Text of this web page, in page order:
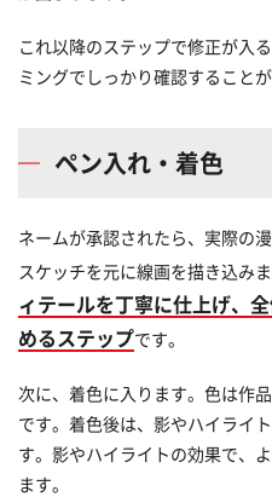
これ以降のステップで修正が入
ミングでしっかり確認することが
ペン入れ・着色
ネームが承認されたら、実際の
スケッチを元に線画を描き込みま
ィテールを丁寧に仕上げ、
めるステップです。
次に、着色に入ります。色は作
です。着色後は、影やハイライ
す。影やハイライトの効果で、
ます。